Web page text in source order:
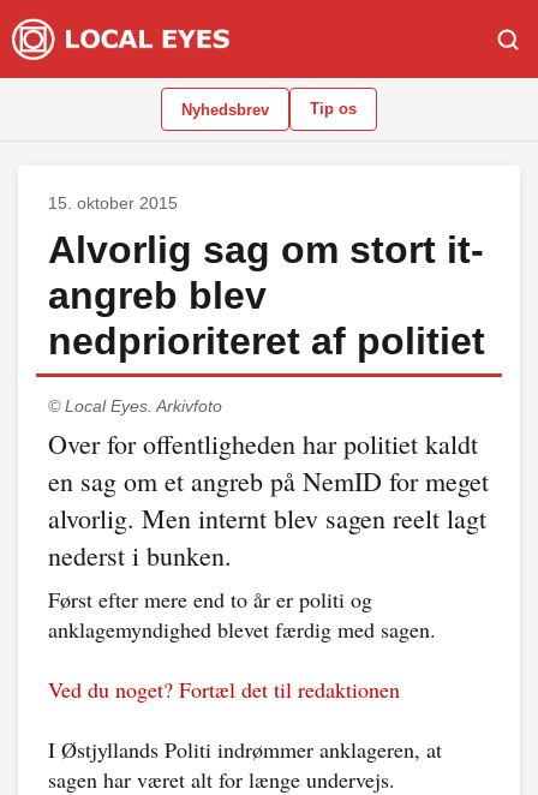
Nyhedsbrev Tip os
15. oktober 2015
Alvorlig sag om stort it-
angreb blev
nedprioriteret af politiet
© Local Eyes. Arkivfoto
Over for offentligheden har politiet kaldt
en sag om et angreb på NemID for meget
alvorlig. Men internt blev sagen reelt lagt
nederst i bunken.
Først efter mere end to år er politi og
anklagemyndighed blevet færdig med sagen.
Ved du noget? Fortæl det til redaktionen
I Østjyllands Politi indrømmer anklageren, at
sagen har været alt for længe undervejs.